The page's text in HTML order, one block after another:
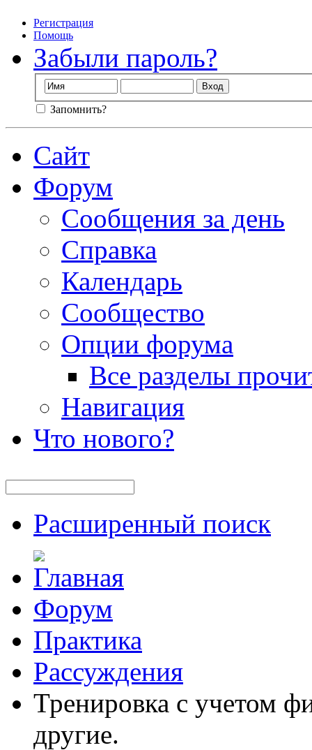
Регистрация
Помощь
Забыли пароль?
Запомнить?
Сайт
Форум
Сообщения за день
Справка
Календарь
Сообщество
Опции форума
Все разделы
Навигация
Что нового?
Расширенный поиск
Форум
Практика
Рассуждения
Тренировка с учетом
другие.